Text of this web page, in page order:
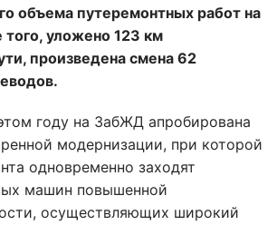
объема путеремонтных работ на
уложено 123 км
произведена смена 62
году на ЗабЖД апробирована
модернизации, при которой
одновременно заходят
машин повышенной
осуществляющих широкий